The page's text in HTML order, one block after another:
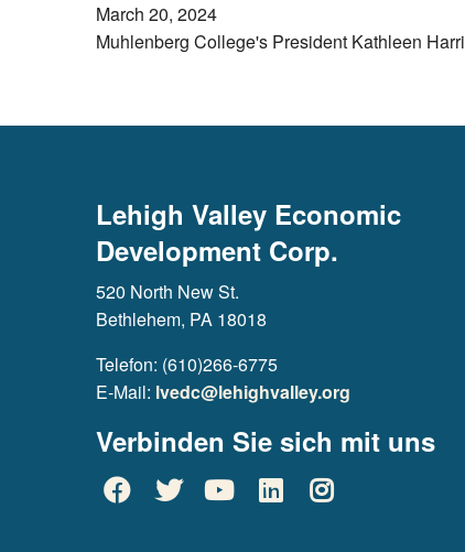
March 20, 2024
Muhlenberg College's President Kathleen
Lehigh Valley Economic
Development Corp.
520 North New St.
Bethlehem, PA 18018
Telefon: (610)266-6775
E-Mail: lvedc@lehighvalley.org
Verbinden Sie sich mit uns